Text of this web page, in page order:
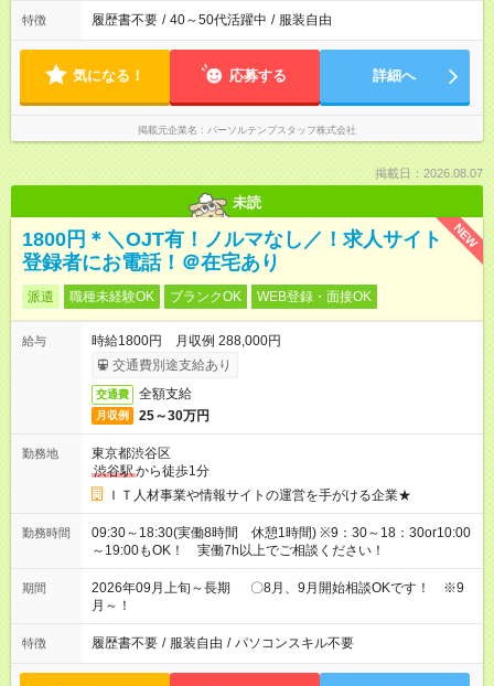
特徴 履歴書不要 / 40～50代活躍中 / 服装自由
気になる！ 応募する 詳細へ
掲載元企業名 パーソルテンプスタッフ株式会社
掲載日：2026.08.07
未読
NEW
1800円＊＼OJT有！ノルマなし／！求人サイト
登録者にお電話！＠在宅あり
派遣 職種未経験OK ブランクOK WEB登録・面接OK
給与
時給1800円 月収例 288,000円
交通費別途支給あり
交通費 全額支給
月収例 25～30万円
勤務地
東京都渋谷区
渋谷駅から徒歩1分
ＩＴ人材事業や情報サイトの運営を手がける企業★
勤務時間
09:30～18:30(実働8時間 休憩1時間) ※9：30～18：30or10:00
～19:00もOK！ 実働7h以上でご相談ください！
期間
2026年09月上旬～長期 〇8月、9月開始相談OKです！ ※9
月～！
特徴 履歴書不要 / 服装自由 / パソコンスキル不要